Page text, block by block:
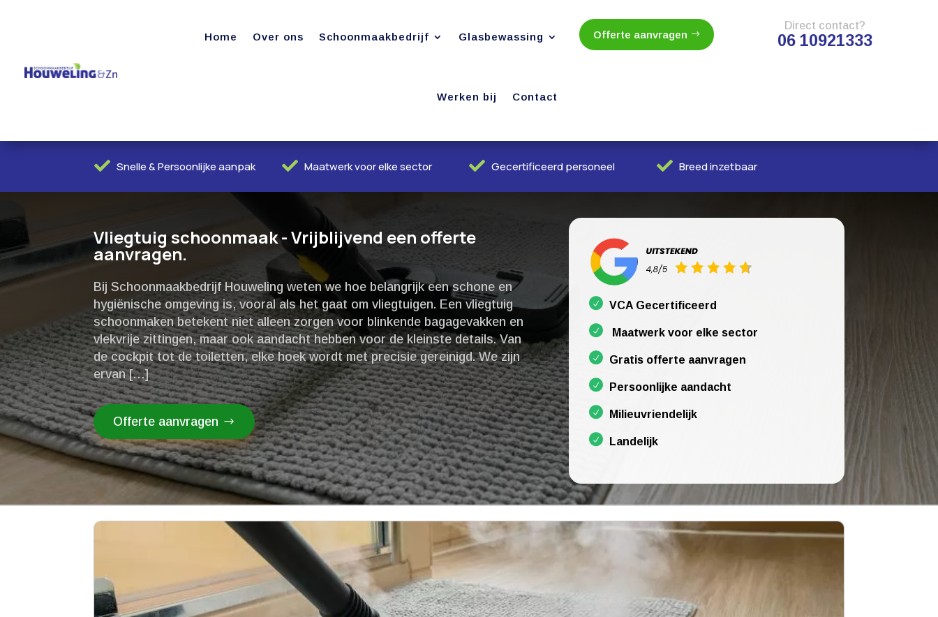
Home Over ons Schoonmaakbedrijf Glasbewassing
Werken bij Contact
Offerte aanvragen
Direct contact?
06 10921333
 Snelle & Persoonlijke aanpak  Maatwerk voor elke sector  Gecertificeerd personeel  Breed inzetbaar
Vliegtuig schoonmaak - Vrijblijvend een offerte
aanvragen.
Bij Schoonmaakbedrijf Houweling weten we hoe belangrijk een schone en
hygiënische omgeving is, vooral als het gaat om vliegtuigen.​ Een vliegtuig
schoonmaken betekent niet alleen zorgen voor blinkende bagagevakken en
vlekvrije zittingen, maar ook aandacht hebben voor de kleinste details.​ Van
de cockpit tot de toiletten, elke hoek wordt met precisie gereinigd.​ We zijn
ervan […]
Offerte aanvragen
VCA Gecertificeerd
Maatwerk voor elke sector
Gratis offerte aanvragen
Persoonlijke aandacht
Milieuvriendelijk
Landelijk